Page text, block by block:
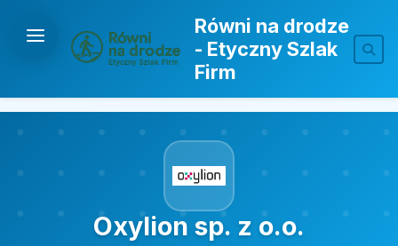
Równi na drodze
- Etyczny Szlak
Firm
Oxylion sp. z o.o.